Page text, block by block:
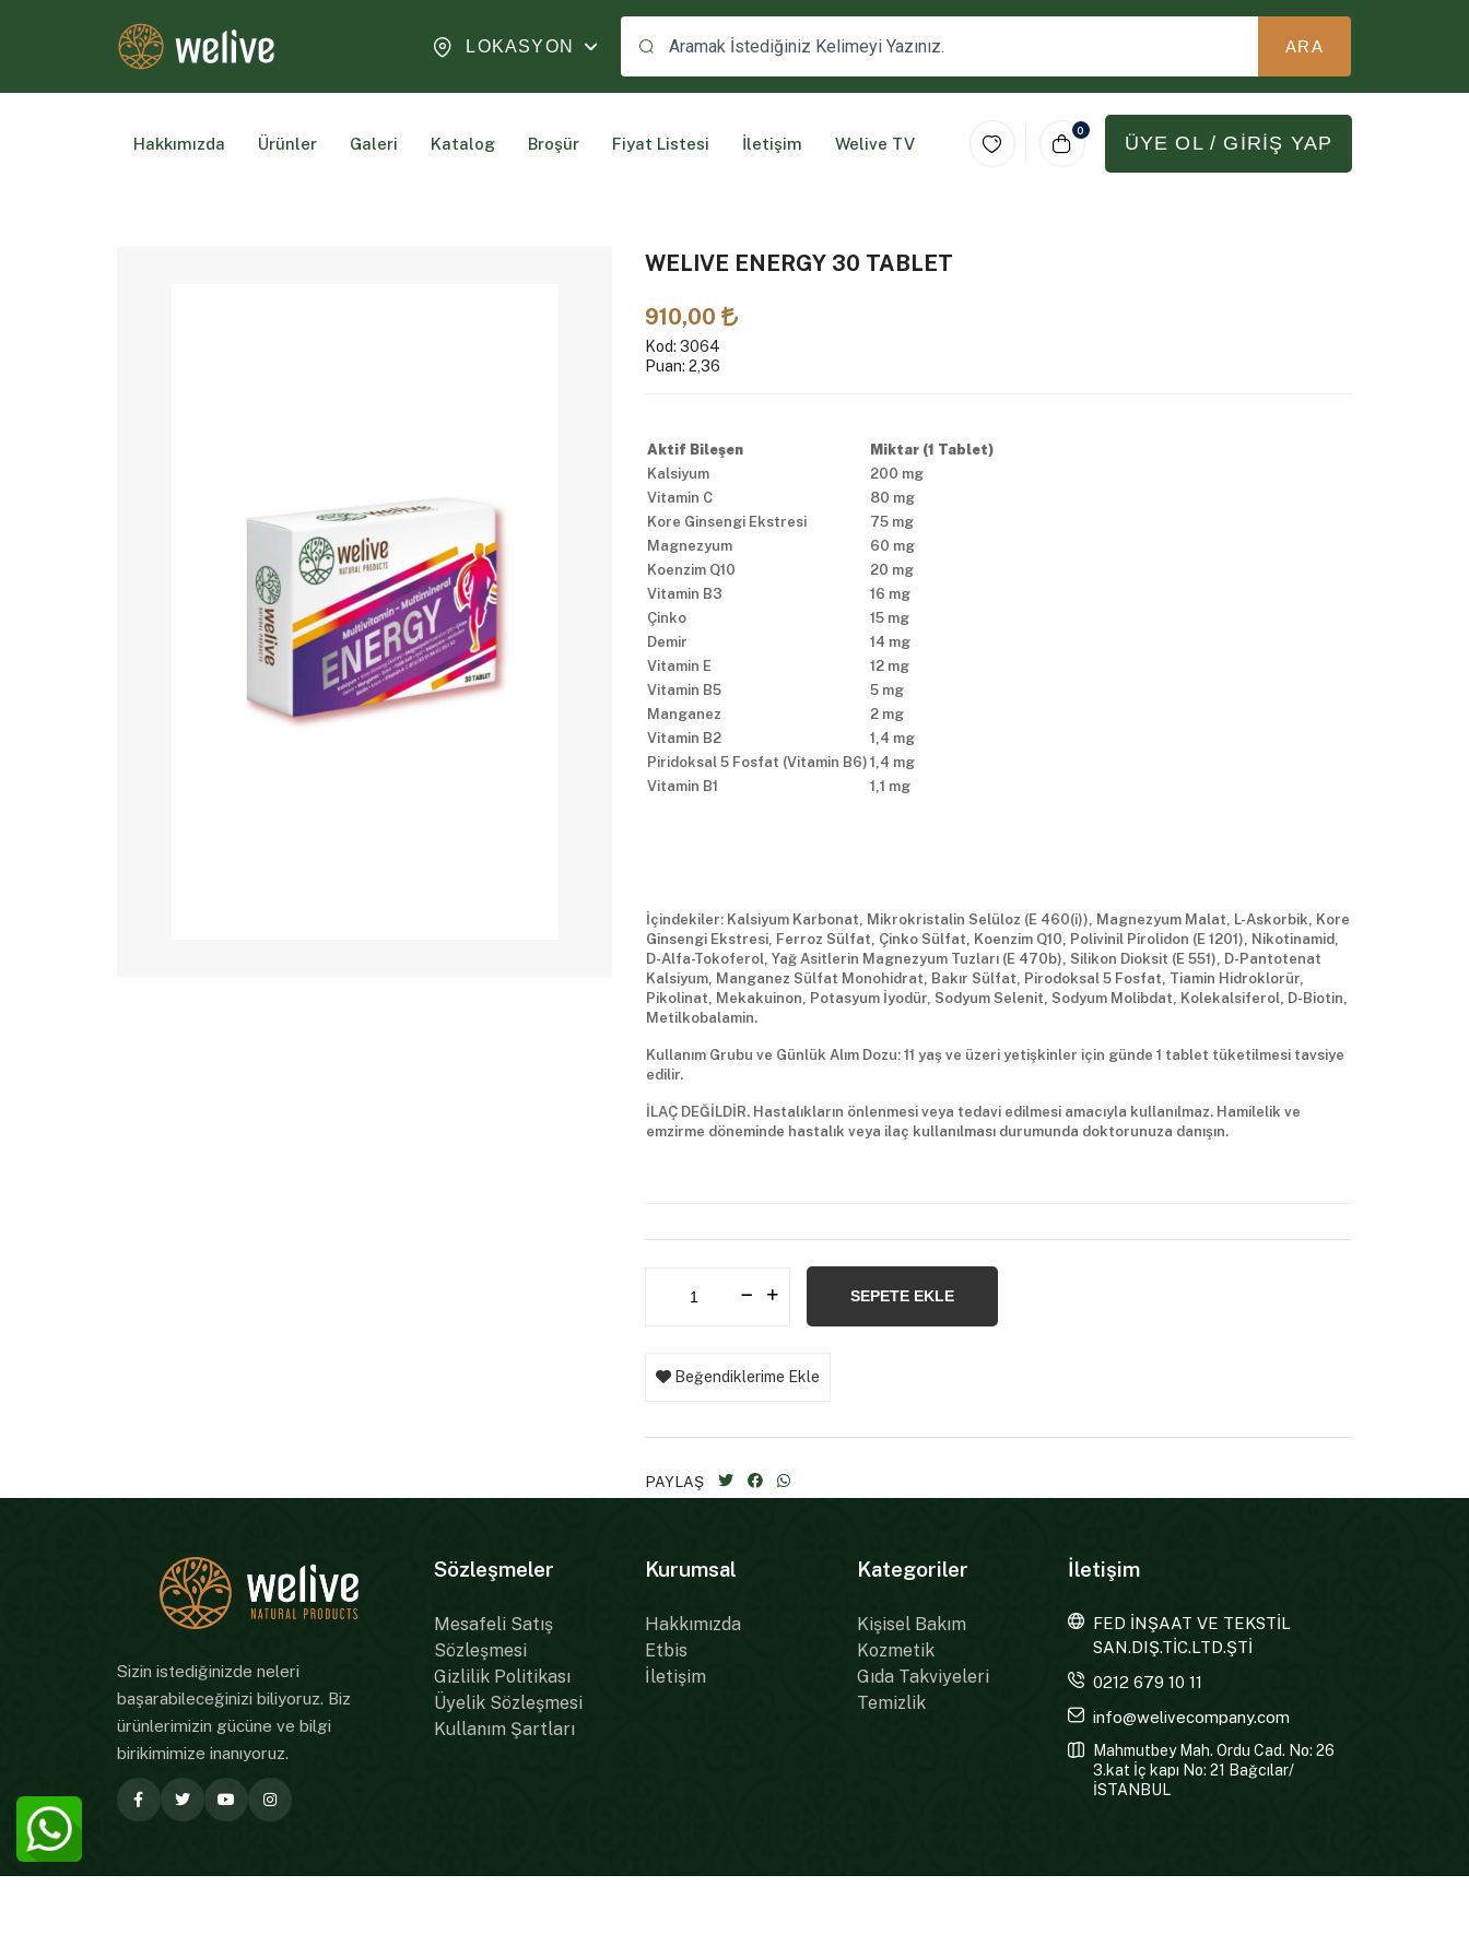
LOKASYON ARA
Hakkımızda Ürünler Galeri Katalog Broşür Fiyat Listesi İletişim Welive TV
0
ÜYE OL / GİRİŞ YAP
WELIVE ENERGY 30 TABLET
910,00
Kod: 3064
Puan: 2,36
Aktif Bileşen
Miktar (1 Tablet)
Kalsiyum
200 mg
Vitamin C
80 mg
Kore Ginsengi Ekstresi
75 mg
Magnezyum
60 mg
Koenzim Q10
20 mg
Vitamin B3
16 mg
Çinko
15 mg
Demir
14 mg
Vitamin E
12 mg
Vitamin B5
5 mg
Manganez
2 mg
Vitamin B2
1,4 mg
Piridoksal 5 Fosfat (Vitamin B6) 1,4 mg
Vitamin B1
1,1 mg
İçindekiler: Kalsiyum Karbonat, Mikrokristalin Selüloz (E 460(i)), Magnezyum Malat, L-Askorbik, Kore
Ginsengi Ekstresi, Ferroz Sülfat, Çinko Sülfat, Koenzim Q10, Polivinil Pirolidon (E 1201), Nikotinamid,
D-Alfa-Tokoferol, Yağ Asitlerin Magnezyum Tuzları (E 470b), Silikon Dioksit (E 551), D-Pantotenat
Kalsiyum, Manganez Sülfat Monohidrat, Bakır Sülfat, Pirodoksal 5 Fosfat, Tiamin Hidroklorür,
Pikolinat, Mekakuinon, Potasyum İyodür, Sodyum Selenit, Sodyum Molibdat, Kolekalsiferol, D-Biotin,
Metilkobalamin.
Kullanım Grubu ve Günlük Alım Dozu: 11 yaş ve üzeri yetişkinler için günde 1 tablet tüketilmesi tavsiye
edilir.
İLAÇ DEĞİLDİR. Hastalıkların önlenmesi veya tedavi edilmesi amacıyla kullanılmaz. Hamilelik ve
emzirme döneminde hastalık veya ilaç kullanılması durumunda doktorunuza danışın.
SEPETE EKLE
Beğendiklerime Ekle
PAYLAŞ
Sizin istediğinizde neleri
başarabileceğinizi biliyoruz. Biz
ürünlerimizin gücüne ve bilgi
birikimimize inanıyoruz.
Sözleşmeler
Mesafeli Satış
Sözleşmesi
Gizlilik Politikası
Üyelik Sözleşmesi
Kullanım Şartları
Kurumsal
Hakkımızda
Etbis
İletişim
Kategoriler
Kişisel Bakım
Kozmetik
Gıda Takviyeleri
Temizlik
İletişim
FED İNŞAAT VE TEKSTİL
SAN.DIŞ.TİC.LTD.ŞTİ
0212 679 10 11
info@welivecompany.com
Mahmutbey Mah. Ordu Cad. No: 26
3.kat İç kapı No: 21 Bağcılar/
İSTANBUL